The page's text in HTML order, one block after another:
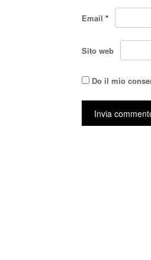
Email *
Sito web
Do il mio